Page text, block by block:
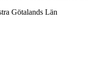
Götalands Län